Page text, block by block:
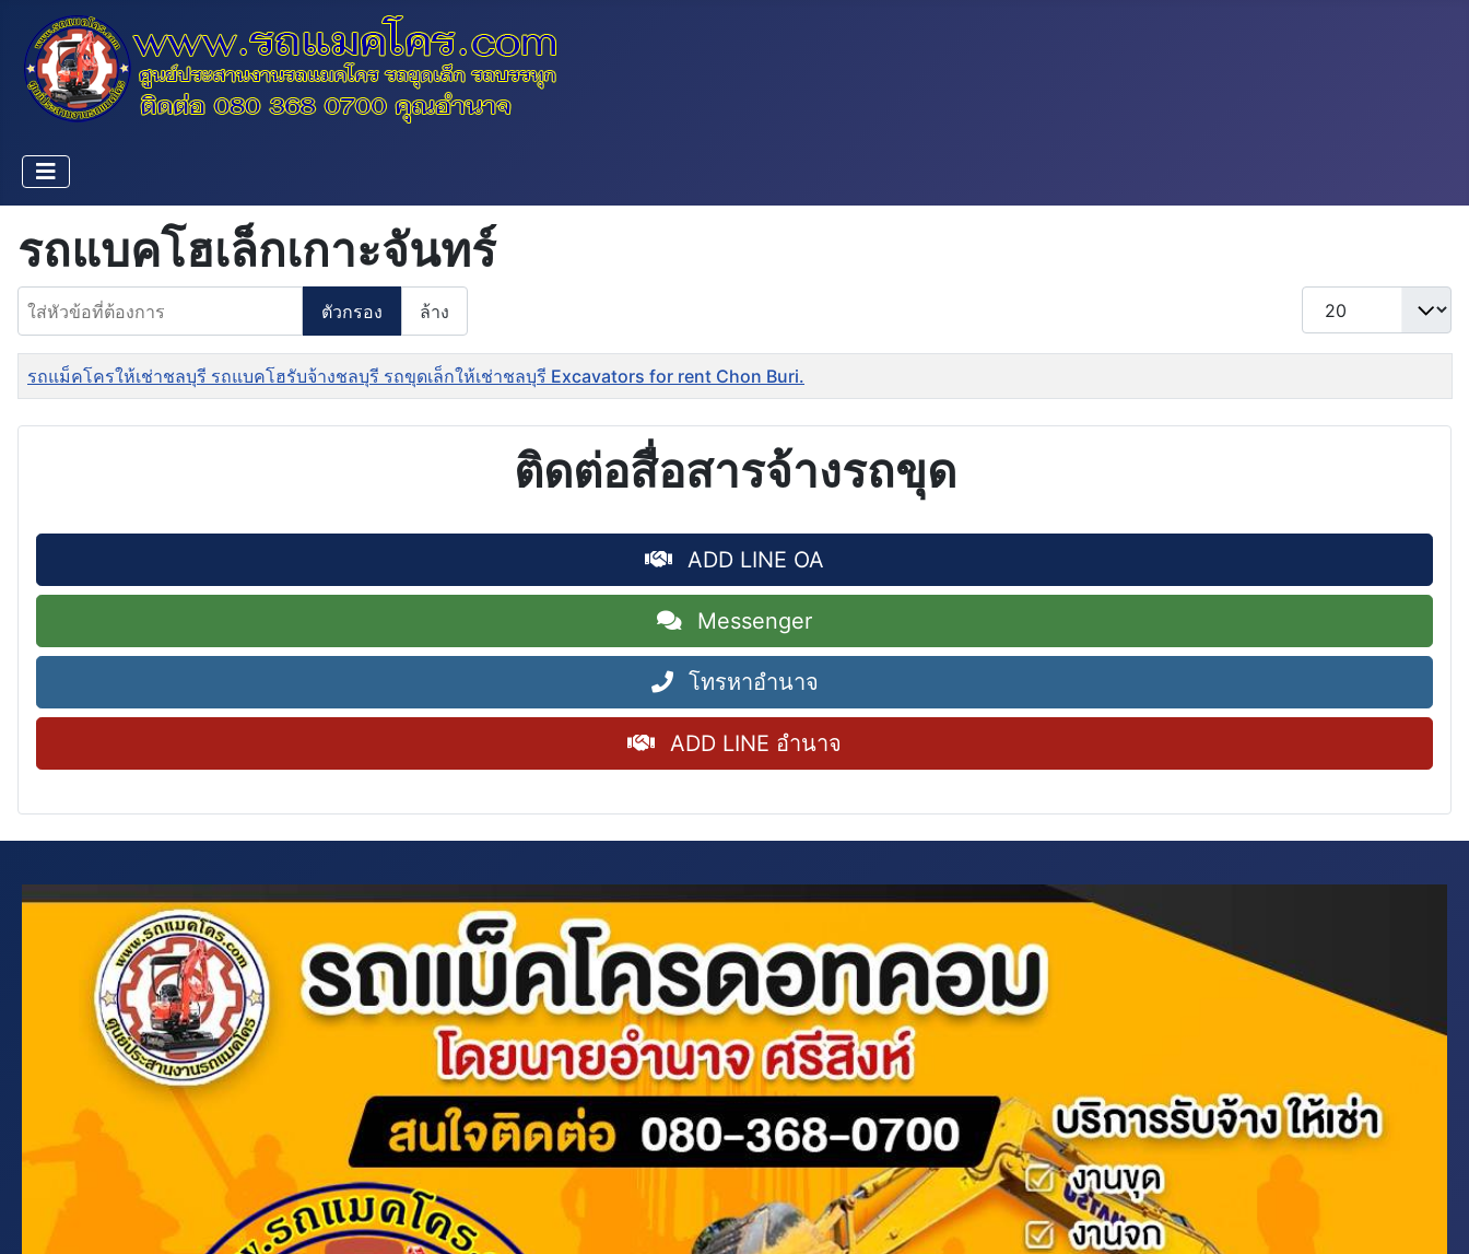
รถแบคโฮเล็กเกาะจันทร์
ใส่หัวข้อที่ต้องการ
ตัวกรอง ล้าง
แสดง #
ชื่อ
รถแม็คโครให้เช่าชลบุรี รถแบคโฮรับจ้างชลบุรี รถขุดเล็กให้เช่าชลบุรี Excavators for rent Chon Buri.
ติดต่อสื่อสารจ้างรถขุด
ADD LINE OA
Messenger
โทรหาอำนาจ
ADD LINE อำนาจ